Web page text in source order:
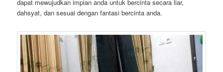
dapat mewujudkan impian anda untuk bercinta secara liar,
dahsyat, dan sesuai dengan fantasi bercinta anda.